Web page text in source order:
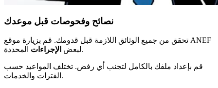
نصائح وفحوصات قبل موعدك
تحقق من جميع الوثائق اللازمة قبل قدومك. قم بزيارة موقع ANEF
لبعض الإجراءات المحددة.
قم بإعداد ملفك بالكامل لتجنب أي رفض. تختلف المواعيد حسب
الفترات والخدمات.